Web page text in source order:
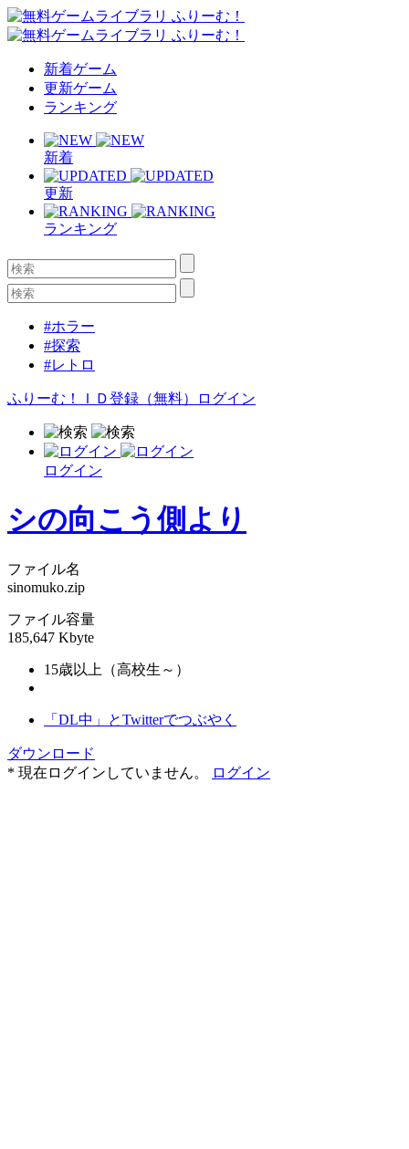
新着ゲーム
更新ゲーム
ランキング
新着
更新
ランキング
#ホラー
#探索
#レトロ
ふりーむ！ＩＤ登録（無料） ログイン
ログイン
シの向こう側より
ファイル名
sinomuko.zip
ファイル容量
185,647 Kbyte
15歳以上（高校生～）
「DL中」とTwitterでつぶやく
ダウンロード
* 現在ログインしていません。
ログイン